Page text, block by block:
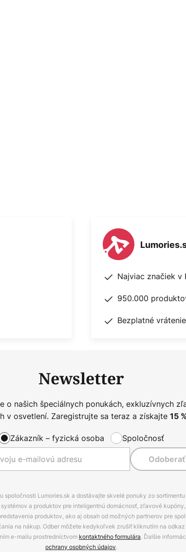
To umožňuje
výrobkov.
efekt svietidla.
Taliansky
špeciálnymi
0-10 V
Najviac značiek v
950.000
Bezplatné
Newsletter
o našich špeciálnych ponukách, exkluzívnych
v osvetlení. Zaregistrujte sa teraz a získajte 15
Zákazník – fyzická osoba Spoločnosť
Odoberať
spoločnosti Lumories.sk a dostávajte skvelé ponuky zo
a produktov pre inteligentnú domácnosť, zľavové
produktov, ako aj obsah od možných partnerov pre
na nákup. Odber môžete kedykoľvek zrušiť kliknutím na
e-mailu prostredníctvom kontaktného formulára. Ďalšie
ochrany osobných údajov.